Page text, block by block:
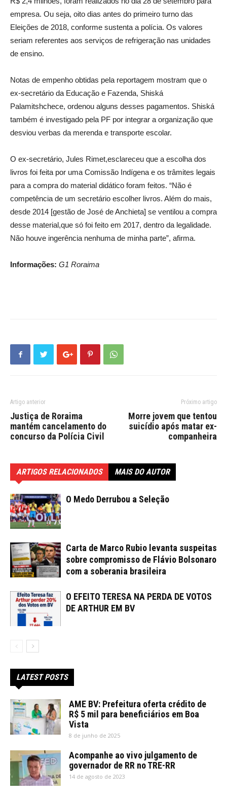
empresa. Ou seja, oito dias antes do primeiro turno das
Eleições de 2018, conforme sustenta a polícia. Os valores
seriam referentes aos serviços de refrigeração nas unidades
de ensino.
Notas de empenho obtidas pela reportagem mostram que o
ex-secretário da Educação e Fazenda, Shiská
Palamitshchece, ordenou alguns desses pagamentos. Shiská
também é investigado pela PF por integrar a organização que
desviou verbas da merenda e transporte escolar.
O ex-secretário, Jules Rimet,esclareceu que a escolha dos
livros foi feita por uma Comissão Indígena e os trâmites legais
para a compra do material didático foram feitos. “Não é
competência de um secretário escolher livros. Além do mais,
desde 2014 [gestão de José de Anchieta] se ventilou a compra
desse material,que só foi feito em 2017, dentro da legalidade.
Não houve ingerência nenhuma de minha parte”, afirma.
Informações: G1 Roraima
Artigo anterior
Justiça de Roraima
mantém cancelamento do
concurso da Polícia Civil
Próximo artigo
Morre jovem que tentou
suicídio após matar ex-
companheira
ARTIGOS RELACIONADOS MAIS DO AUTOR
O Medo Derrubou a Seleção
Carta de Marco Rubio levanta suspeitas
sobre compromisso de Flávio Bolsonaro
com a soberania brasileira
O EFEITO TERESA NA PERDA DE VOTOS
DE ARTHUR EM BV
LATEST POSTS
AME BV: Prefeitura oferta crédito de
R$ 5 mil para beneficiários em Boa
Vista
8 de junho de 2025
Acompanhe ao vivo julgamento de
governador de RR no TRE-RR
14 de agosto de 2023